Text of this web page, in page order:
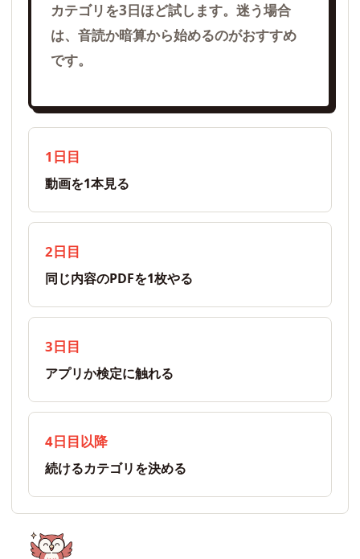
カテゴリを3日ほど試します。迷う場合
は、音読か暗算から始めるのがおすすめ
です。
1日目
動画を1本見る
2日目
同じ内容のPDFを1枚やる
3日目
アプリか検定に触れる
4日目以降
続けるカテゴリを決める